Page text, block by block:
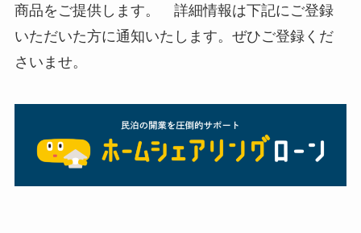
商品をご提供します。 詳細情報は下記にご登録
いただいた方に通知いたします。ぜひご登録くだ
さいませ。